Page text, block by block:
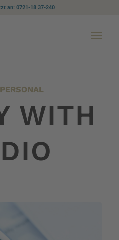
an: 0721-18 37-240
PERSONAL
WITH